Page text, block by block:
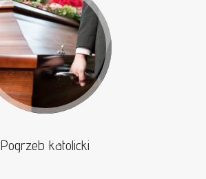
Pogrzeb katolicki